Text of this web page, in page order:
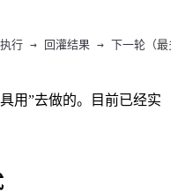
→ 回灌结果 → 下一轮（最
用”去做的。目前已经实